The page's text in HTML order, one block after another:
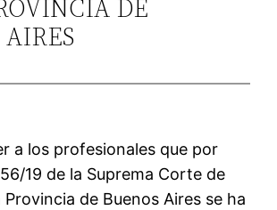
DE
a los profesionales que por
19 de la Suprema Corte de
de Buenos Aires se ha